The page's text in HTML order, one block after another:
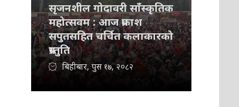
सृजनशील गोदावरी साँस्कृतिक
महोत्सवम : आज प्रकाश
सपुतसहित चर्चित कलाकारको
प्रस्तुति
बिहीबार, पुस १७, २०८२